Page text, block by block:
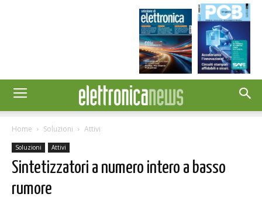
Home Soluzioni Attivi
Soluzioni Attivi
Sintetizzatori a numero intero a basso
rumore